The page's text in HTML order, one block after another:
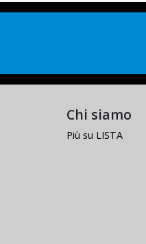
Chi siamo
Più su LISTA